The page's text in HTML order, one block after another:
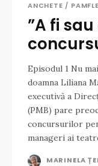
ANCHETE /
”A fi
Episodul 1 Nu mai e o noutate faptul că, periodic,
doamna Liliana
executivă a
(PMB) pare
concursurilor
manageri ai
MARINELA